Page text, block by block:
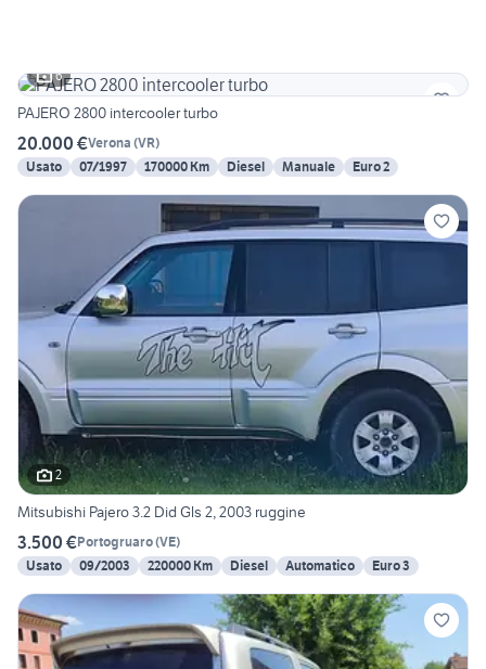
6
PAJERO 2800 intercooler turbo
20.000 €Verona (VR)
Usato
07/1997 170000 Km Diesel Manuale Euro 2
2
Mitsubishi Pajero 3.2 Did Gls 2, 2003 ruggine
3.500 €Portogruaro(VE)
Usato
09/2003 220000 Km Diesel Automatico Euro 3